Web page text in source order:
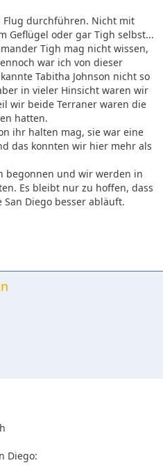
Flug durchführen. Nicht mit
Geflügel oder gar Tigh selbst...
Tigh mag nicht wissen,
war ich von dieser
Tabitha Johnson nicht so
in vieler Hinsicht waren wir
wir beide Terraner waren die
hatten.
ihr halten mag, sie war eine
das konnten wir hier mehr als
begonnen und wir werden in
Es bleibt nur zu hoffen, dass
Diego besser abläuft.
Diego: